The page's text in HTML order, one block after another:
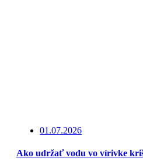
01.07.2026
Ako udržať vodu vo vírivke